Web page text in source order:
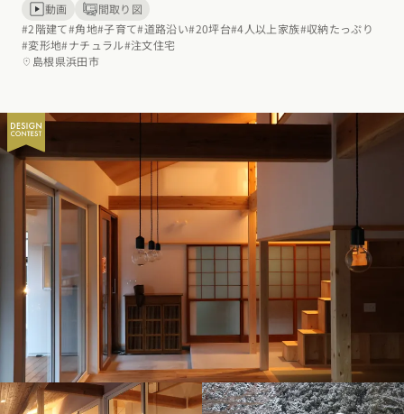
動画
間取り図
#2階建て#角地#子育て#道路沿い#20坪台#4人以上家族#収納たっぷり
#変形地#ナチュラル#注文住宅
島根県浜田市